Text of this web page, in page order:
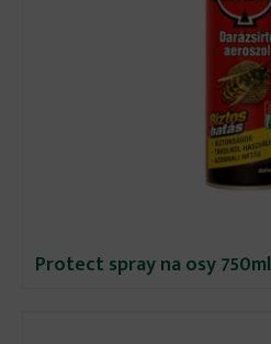
Protect spray na osy 750ml